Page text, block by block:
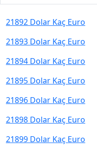
21892 Dolar Kaç Euro
21893 Dolar Kaç Euro
21894 Dolar Kaç Euro
21895 Dolar Kaç Euro
21896 Dolar Kaç Euro
21898 Dolar Kaç Euro
21899 Dolar Kaç Euro